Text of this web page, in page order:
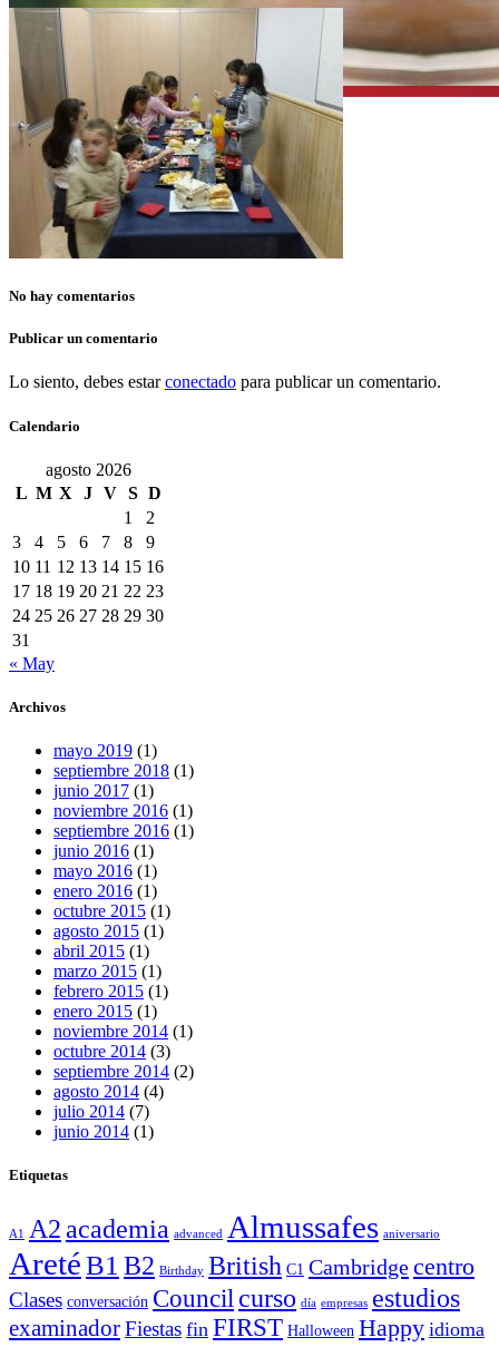
No hay comentarios
Publicar un comentario
Lo siento, debes estarconectado para publicar un comentario.
Calendario
agosto 2026
L M X J V S D
1
2
3
4 5 6 7 8
9
10 11 12 13 14 15 16
17 18 19 20 21 22 23
24 25 26 27 28 29 30
31
« May
Archivos
mayo 2019 (1)
septiembre 2018 (1)
junio 2017 (1)
noviembre 2016 (1)
septiembre 2016 (1)
junio 2016 (1)
mayo 2016 (1)
enero 2016 (1)
octubre 2015 (1)
agosto 2015 (1)
abril 2015 (1)
marzo 2015 (1)
febrero 2015 (1)
enero 2015 (1)
noviembre 2014 (1)
octubre 2014 (3)
septiembre 2014 (2)
agosto 2014 (4)
julio 2014 (7)
junio 2014 (1)
Etiquetas
A1 A2academia advanced Almussafes aniversario
AretéB1 B2 Birthday British C1 Cambridgecentro
Clases conversación Council curso día empresas estudios
examinadorFiestas fin FIRST Halloween Happy idioma